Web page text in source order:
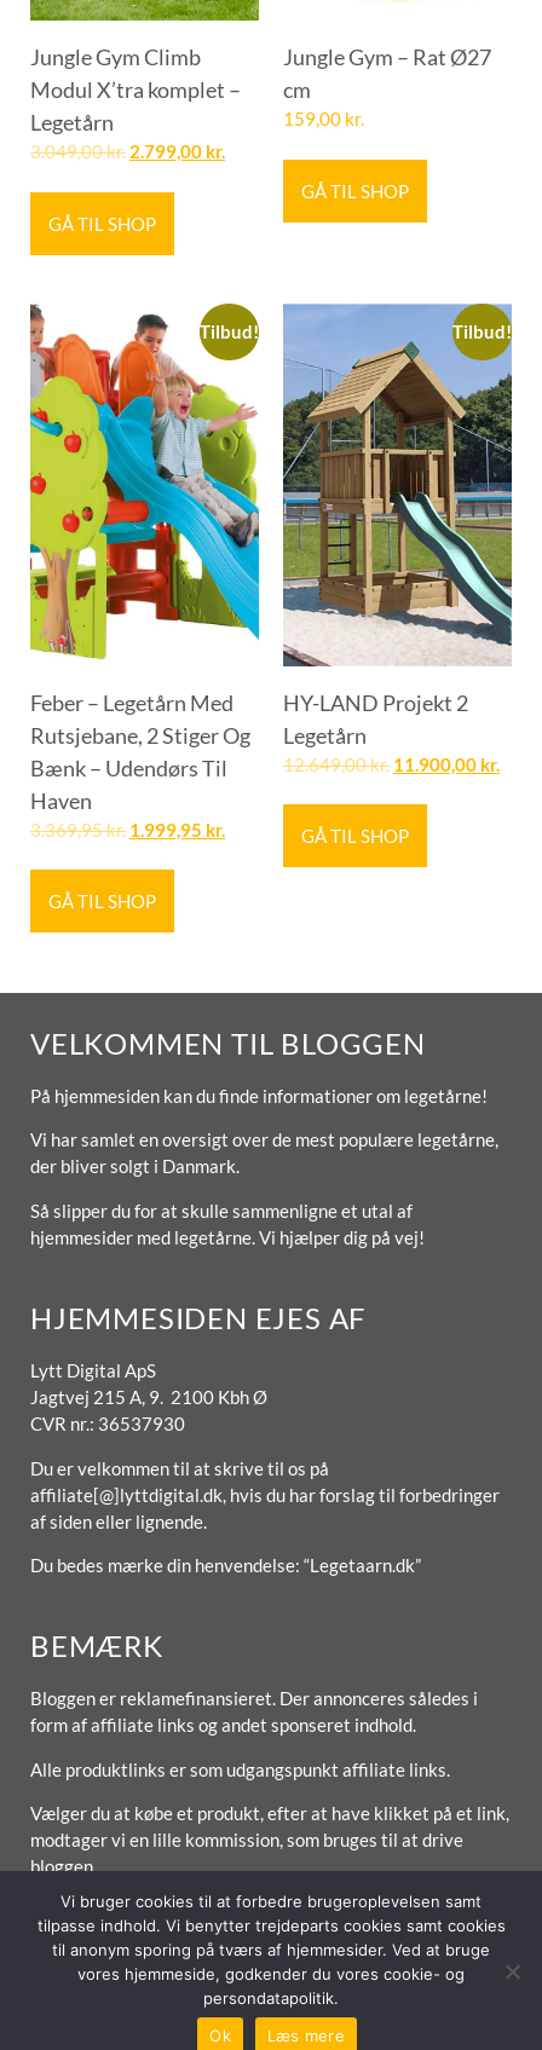
Jungle Gym Climb
Modul X’tra komplet –
Legetårn
3.049,00kr.2.799,00 kr.
GÅ TIL SHOP
Jungle Gym – Rat Ø27
cm
159,00 kr.
GÅ TIL SHOP
Tilbud!
Feber – Legetårn Med
Rutsjebane, 2 Stiger Og
Bænk – Udendørs Til
Haven
3.369,95kr. 1.999,95 kr.
GÅ TIL SHOP
Tilbud!
HY-LAND Projekt 2
Legetårn
12.649,00kr. 11.900,00 kr.
GÅ TIL SHOP
VELKOMMEN TIL BLOGGEN
På hjemmesiden kan du finde informationer om legetårne!
Vi har samlet en oversigt over de mest populære legetårne,
der bliver solgt i Danmark.
Så slipper du for at skulle sammenligne et utal af
hjemmesider med legetårne. Vi hjælper dig på vej!
HJEMMESIDEN EJES AF
Lytt Digital ApS
Jagtvej 215 A, 9. 2100 Kbh Ø
CVR nr.: 36537930
Du er velkommen til at skrive til os på
affiliate[@]lyttdigital.dk, hvis du har forslag til forbedringer
af siden eller lignende.
Du bedes mærke din henvendelse: “Legetaarn.dk”
BEMÆRK
Bloggen er reklamefinansieret. Der annonceres således i
form af affiliate links og andet sponseret indhold.
Alle produktlinks er som udgangspunkt affiliate links.
Vælger du at købe et produkt, efter at have klikket på et link,
modtager vi en lille kommission, som bruges til at drive
bloggen.
Forside Om / Kontakt Betingelser
© 2026 Lytt Digital ApS
Vi bruger cookies til at forbedre brugeroplevelsen samt
tilpasse indhold. Vi benytter trejdeparts cookies samt cookies
til anonym sporing på tværs af hjemmesider. Ved at bruge
vores hjemmeside, godkender du vores cookie- og
persondatapolitik.
Ok
Læs mere